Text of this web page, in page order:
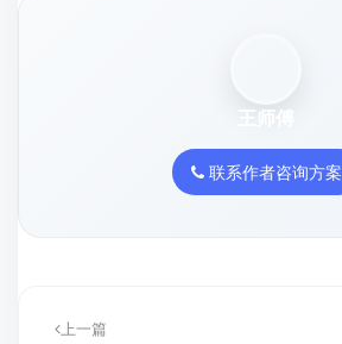
王师傅
联系作者咨询方案
上一篇